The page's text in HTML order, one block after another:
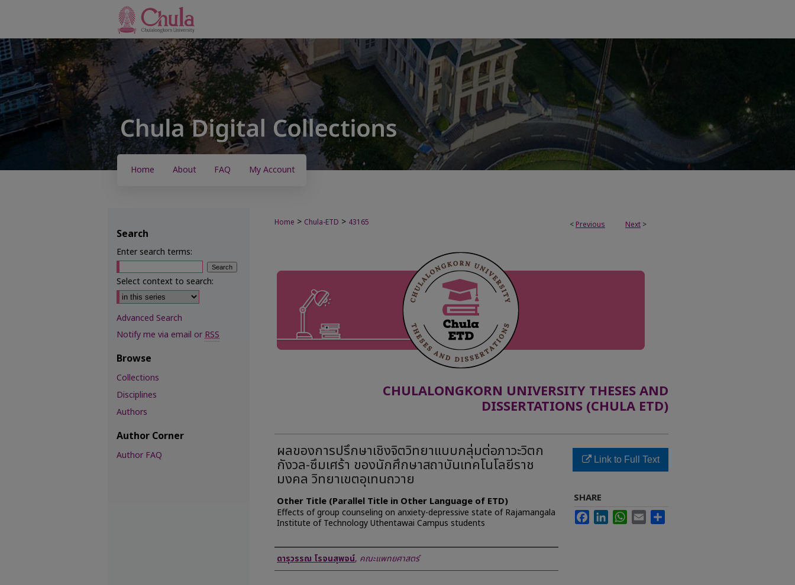
Home About FAQ My Account
< Previous Next >
Home > Chula-ETD > 43165
CHULALONGKORN UNIVERSITY THESES AND
DISSERTATIONS (CHULA ETD)
ผลของการปรึกษาเชิงจิตวิทยาแบบกลุ่มต่อภาวะวิตก
กังวล-ซึมเศร้า ของนักศึกษาสถาบันเทคโนโลยีราช
มงคล วิทยาเขตอุเทนถวาย
Other Title (Parallel Title in Other Language of ETD)
Effects of group counseling on anxiety-depressive state of Rajamangala
Institute of Technology Uthentawai Campus students
Author
ดารุวรรณ โรจนสุพจน์, คณะแพทยศาสตร์
Link to Full Text
SHARE
FacebookLinkedInWhatsApp
Email
Search
Enter search terms:
Select context to search:
Advanced Search
Notify me via email orRSS
Browse
Collections
Disciplines
Authors
Author Corner
Author FAQ